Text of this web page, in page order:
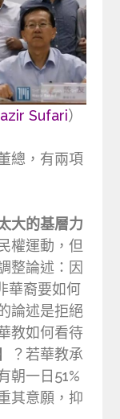
Sufari）
總，有兩項
大的基層力
權運動，但
整論述：因
華裔要如何
論述是拒絕
教如何看待
？若華教承
朝一日51%
其意願，抑